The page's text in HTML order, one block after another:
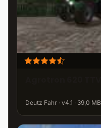
Deutz Fahr · v4.1 · 39,0 MB